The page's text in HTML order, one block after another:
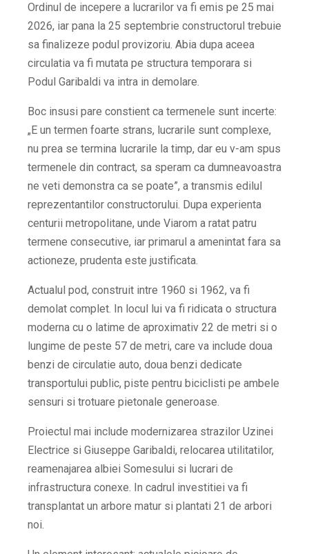
Ordinul de incepere a lucrarilor va fi emis pe 25 mai
2026, iar pana la 25 septembrie constructorul trebuie
sa finalizeze podul provizoriu. Abia dupa aceea
circulatia va fi mutata pe structura temporara si
Podul Garibaldi va intra in demolare.
Boc insusi pare constient ca termenele sunt incerte:
„E un termen foarte strans, lucrarile sunt complexe,
nu prea se termina lucrarile la timp, dar eu v-am spus
termenele din contract, sa speram ca dumneavoastra
ne veti demonstra ca se poate”, a transmis edilul
reprezentantilor constructorului. Dupa experienta
centurii metropolitane, unde Viarom a ratat patru
termene consecutive, iar primarul a amenintat fara sa
actioneze, prudenta este justificata.
Actualul pod, construit intre 1960 si 1962, va fi
demolat complet. In locul lui va fi ridicata o structura
moderna cu o latime de aproximativ 22 de metri si o
lungime de peste 57 de metri, care va include doua
benzi de circulatie auto, doua benzi dedicate
transportului public, piste pentru biciclisti pe ambele
sensuri si trotuare pietonale generoase.
Proiectul mai include modernizarea strazilor Uzinei
Electrice si Giuseppe Garibaldi, relocarea utilitatilor,
reamenajarea albiei Somesului si lucrari de
infrastructura conexe. In cadrul investitiei va fi
transplantat un arbore matur si plantati 21 de arbori
noi.